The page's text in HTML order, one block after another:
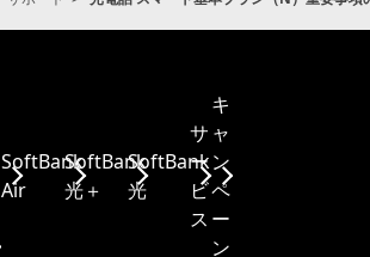
SoftBank
Air
SoftBank
光＋
SoftBank
光
サ
ー
ビ
ス
キ
ャ
ン
ペ
ー
ン